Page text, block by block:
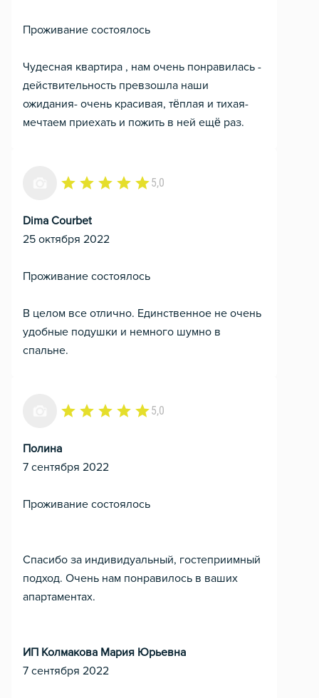
Проживание состоялось
Чудесная квартира , нам очень понравилась -
действительность превзошла наши
ожидания- очень красивая, тёплая и тихая-
мечтаем приехать и пожить в ней ещё раз.
5,0
Dima Courbet
25 октября 2022
Проживание состоялось
В целом все отлично. Единственное не очень
удобные подушки и немного шумно в
спальне.
5,0
Полина
7 сентября 2022
Проживание состоялось
Спасибо за индивидуальный, гостеприимный
подход. Очень нам понравилось в ваших
апартаментах.
ИП Колмакова Мария Юрьевна
7 сентября 2022